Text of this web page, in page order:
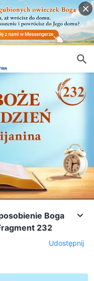
Boga
232
Udostępnij